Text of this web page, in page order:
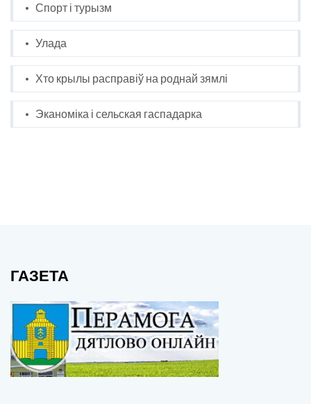
Спорт і турызм
Улада
Хто крылы расправіў на роднай зямлі
Эканоміка і сельская гаспадарка
ГАЗЕТА